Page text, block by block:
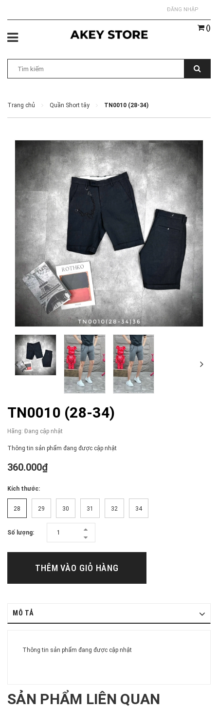
ĐĂNG NHẬP
()
Trang chủ Quần Short tây TN0010 (28-34)
TN0010 (28-34)
Hãng: Đang cập nhật
Thông tin sản phẩm đang được cập nhật
360.000₫
Kích thước:
28 29 30 31 32 34
Số lượng:
THÊM VÀO GIỎ HÀNG
MÔ TẢ
Thông tin sản phẩm đang được cập nhật
SẢN PHẨM LIÊN QUAN